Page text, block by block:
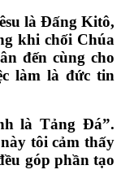
là Đấng Kitô,
khi chối Chúa
đến cùng cho
làm là đức tin
là Tảng Đá”.
tôi cảm thấy
góp phần tạo